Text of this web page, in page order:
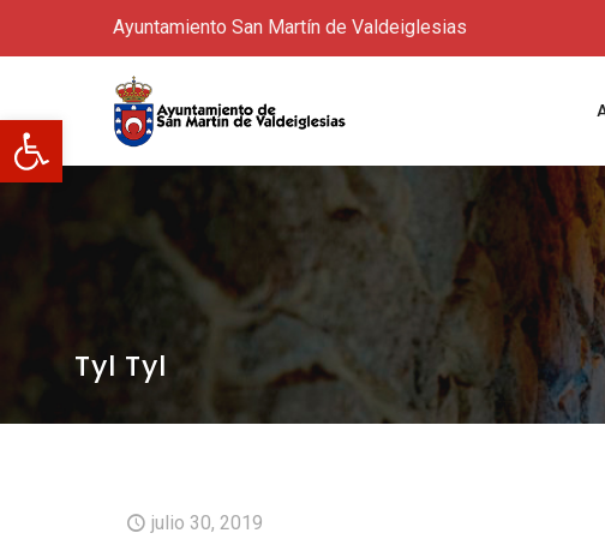
Abrir barra de herramientas
Ayuntamiento San Martín de Valdeiglesias
Tyl Tyl
julio 30, 2019